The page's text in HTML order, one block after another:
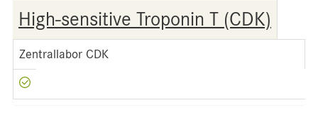
High-sensitive Troponin T (CDK)
Zentrallabor CDK